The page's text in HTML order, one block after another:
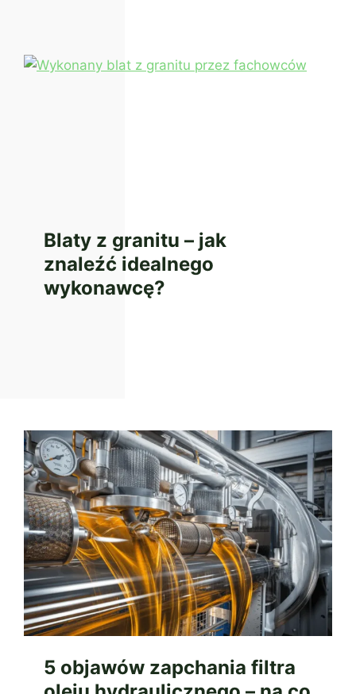
Blaty z granitu – jak
znaleźć idealnego
wykonawcę?
5 objawów zapchania filtra